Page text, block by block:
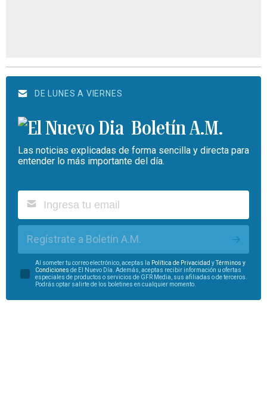
DE LUNES A VIERNES
Boletín A.M.
Las noticias explicadas de forma sencilla y directa para
entender lo más importante del día.
Regístrate a Boletín A.M.
Al someter tu correo electrónico, aceptas la Política de Privacidad y
Términos y
Condiciones de El Nuevo Día. Además, aceptas recibir información u ofertas
especiales de productos o servicios de GFR Media, sus afiliadas o de terceros.
Podrás optar salirte de los boletines en cualquier momento.